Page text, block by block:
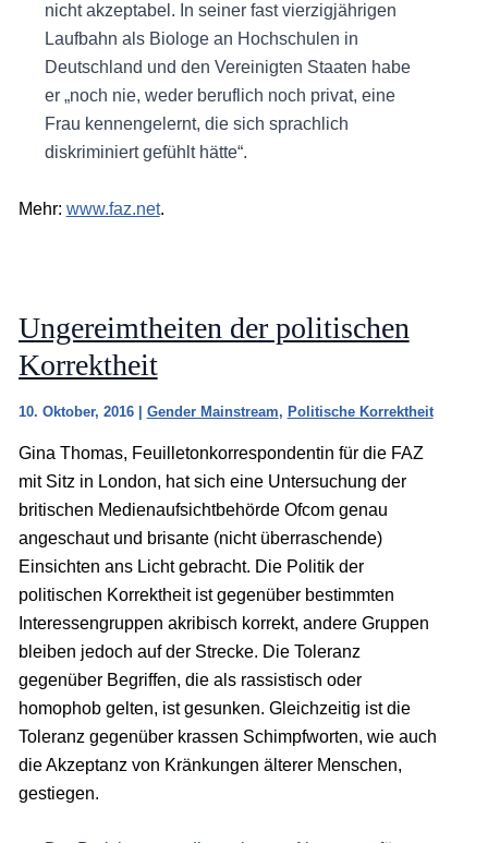
nicht akzeptabel. In seiner fast vierzigjährigen
Laufbahn als Biologe an Hochschulen in
Deutschland und den Vereinigten Staaten habe
er „noch nie, weder beruflich noch privat, eine
Frau kennengelernt, die sich sprachlich
diskriminiert gefühlt hätte“.
Mehr: www.faz.net.
Ungereimtheiten der politischen
Korrektheit
10. Oktober, 2016 | Gender Mainstream, Politische Korrektheit
Gina Thomas, Feuilletonkorrespondentin für die FAZ
mit Sitz in London, hat sich eine Untersuchung der
britischen Medienaufsichtbehörde Ofcom genau
angeschaut und brisante (nicht überraschende)
Einsichten ans Licht gebracht. Die Politik der
politischen Korrektheit ist gegenüber bestimmten
Interessengruppen akribisch korrekt, andere Gruppen
bleiben jedoch auf der Strecke. Die Toleranz
gegenüber Begriffen, die als rassistisch oder
homophob gelten, ist gesunken. Gleichzeitig ist die
Toleranz gegenüber krassen Schimpfworten, wie auch
die Akzeptanz von Kränkungen älterer Menschen,
gestiegen.